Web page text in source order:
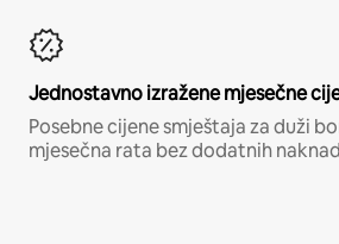
Jednostavno izražene mjesečne
Posebne cijene smještaja za duži
mjesečna rata bez dodatnih